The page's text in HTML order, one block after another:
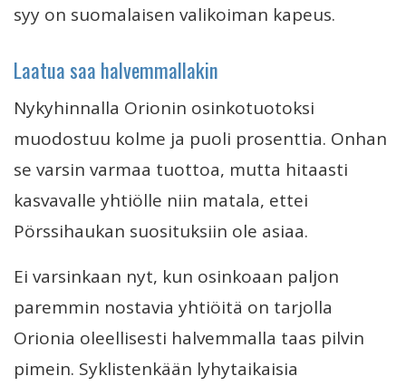
syy on suomalaisen valikoiman kapeus.
Laatua saa halvemmallakin
Nykyhinnalla Orionin osinkotuotoksi
muodostuu kolme ja puoli prosenttia. Onhan
se varsin varmaa tuottoa, mutta hitaasti
kasvavalle yhtiölle niin matala, ettei
Pörssihaukan suosituksiin ole asiaa.
Ei varsinkaan nyt, kun osinkoaan paljon
paremmin nostavia yhtiöitä on tarjolla
Orionia oleellisesti halvemmalla taas pilvin
pimein. Syklistenkään lyhytaikaisia